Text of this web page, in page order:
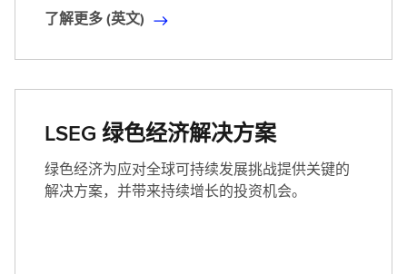
了
多
英
文
)
了解更多 (英文)
LSEG 绿色经济解决方案
绿色经济为应对全球可持续发展挑战提供关键的
解决方案，并带来持续增长的投资机会。